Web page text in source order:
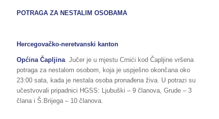
POTRAGA ZA NESTALIM OSOBAMA
Hercegovačko-neretvanski kanton
Općina Čapljina. Jučer je u mjestu Crnići kod Čapljine vršena
potraga za nestalom osobom, koja je uspješno okončana oko
23:00 sata, kada je nestala osoba pronađena živa. U potrazi su
učestvovali pripadnici HGSS: Ljubuški – 9 članova, Grude – 3
člana i Š.Brijega – 10 članova.